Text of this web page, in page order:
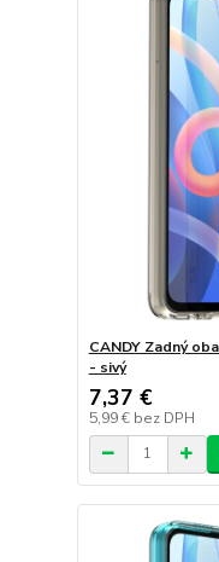
CANDY Zadný
- sivý
7,37 €
5,99 € bez DPH